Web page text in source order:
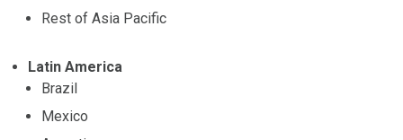
Rest of Asia Pacific
Latin America
Brazil
Mexico